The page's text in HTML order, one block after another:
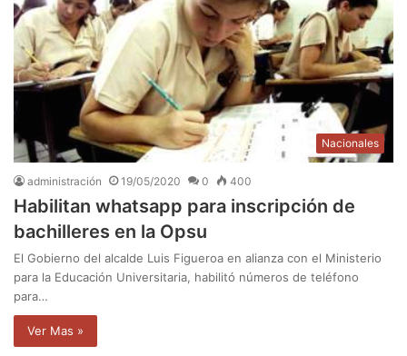
Nacionales
administración 19/05/2020 0 400
Habilitan whatsapp para inscripción de
bachilleres en la Opsu
El Gobierno del alcalde Luis Figueroa en alianza con el Ministerio
para la Educación Universitaria, habilitó números de teléfono
para…
Ver Mas »